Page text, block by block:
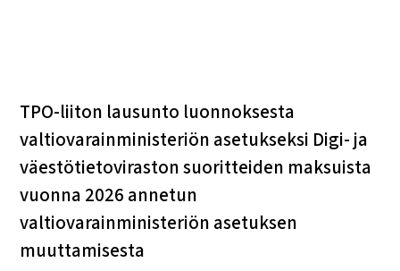
TPO-liiton lausunto luonnoksesta
valtiovarainministeriön asetukseksi Digi- ja
väestötietoviraston suoritteiden maksuista
vuonna 2026 annetun
valtiovarainministeriön asetuksen
muuttamisesta